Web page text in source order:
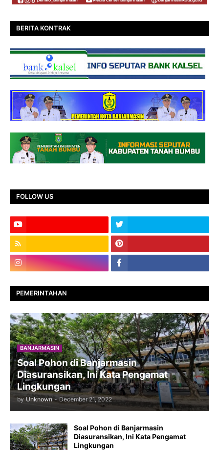
BERITA KONTRAK
FOLLOW US
PEMERINTAHAN
BANJARMASIN
Soal Pohon di Banjarmasin
Diasuransikan, Ini Kata Pengamat
Lingkungan
by Unknown - December 21, 2022
Soal Pohon di Banjarmasin
Diasuransikan, Ini Kata Pengamat
Lingkungan